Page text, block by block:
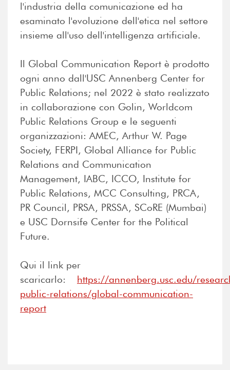
l'industria della comunicazione ed ha
esaminato l'evoluzione dell'etica nel settore
insieme all'uso dell'intelligenza artificiale.
Il Global Communication Report è prodotto
ogni anno dall'USC Annenberg Center for
Public Relations; nel 2022 è stato realizzato
in collaborazione con Golin, Worldcom
Public Relations Group e le seguenti
organizzazioni: AMEC, Arthur W. Page
Society, FERPI, Global Alliance for Public
Relations and Communication
Management, IABC, ICCO, Institute for
Public Relations, MCC Consulting, PRCA,
PR Council, PRSA, PRSSA, SCoRE (Mumbai)
e USC Dornsife Center for the Political
Future.
Qui il link per
scaricarlo: https://annenberg.usc.edu/
public-relations/global-communication-
report